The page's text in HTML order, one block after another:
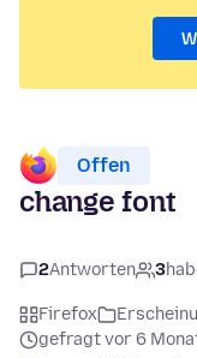
Offen
change font
2Antworten 3
Firefox
gefragt vor 6